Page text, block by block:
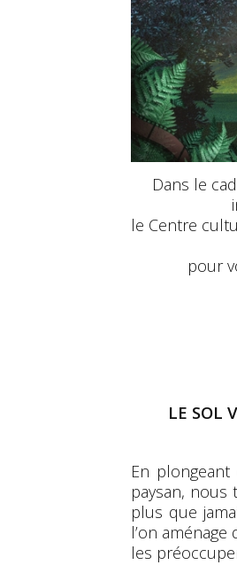
Dans le
le Centre
pour
LE SOL
En
paysan,
plus que
l’on
les